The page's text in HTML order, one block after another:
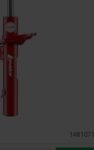
1481071